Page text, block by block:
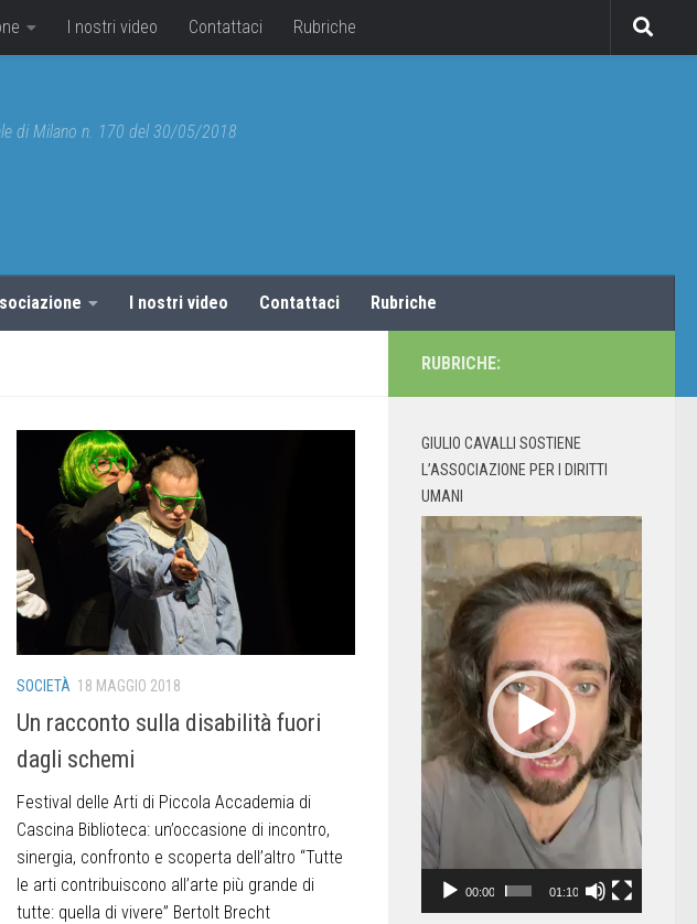
I nostri video Contattaci Rubriche
di Milano n. 170 del 30/05/2018
I nostri video Contattaci Rubriche
SOCIETÀ 18 MAGGIO 2018
Un racconto sulla disabilità fuori
dagli schemi
Festival delle Arti di Piccola Accademia di
Cascina Biblioteca: un’occasione di incontro,
sinergia, confronto e scoperta dell’altro “Tutte
le arti contribuiscono all’arte più grande di
tutte: quella di vivere” Bertolt Brecht
RUBRICHE:
GIULIO CAVALLI SOSTIENE
L’ASSOCIAZIONE PER I DIRITTI
UMANI
Video
Player
00:00 01:10